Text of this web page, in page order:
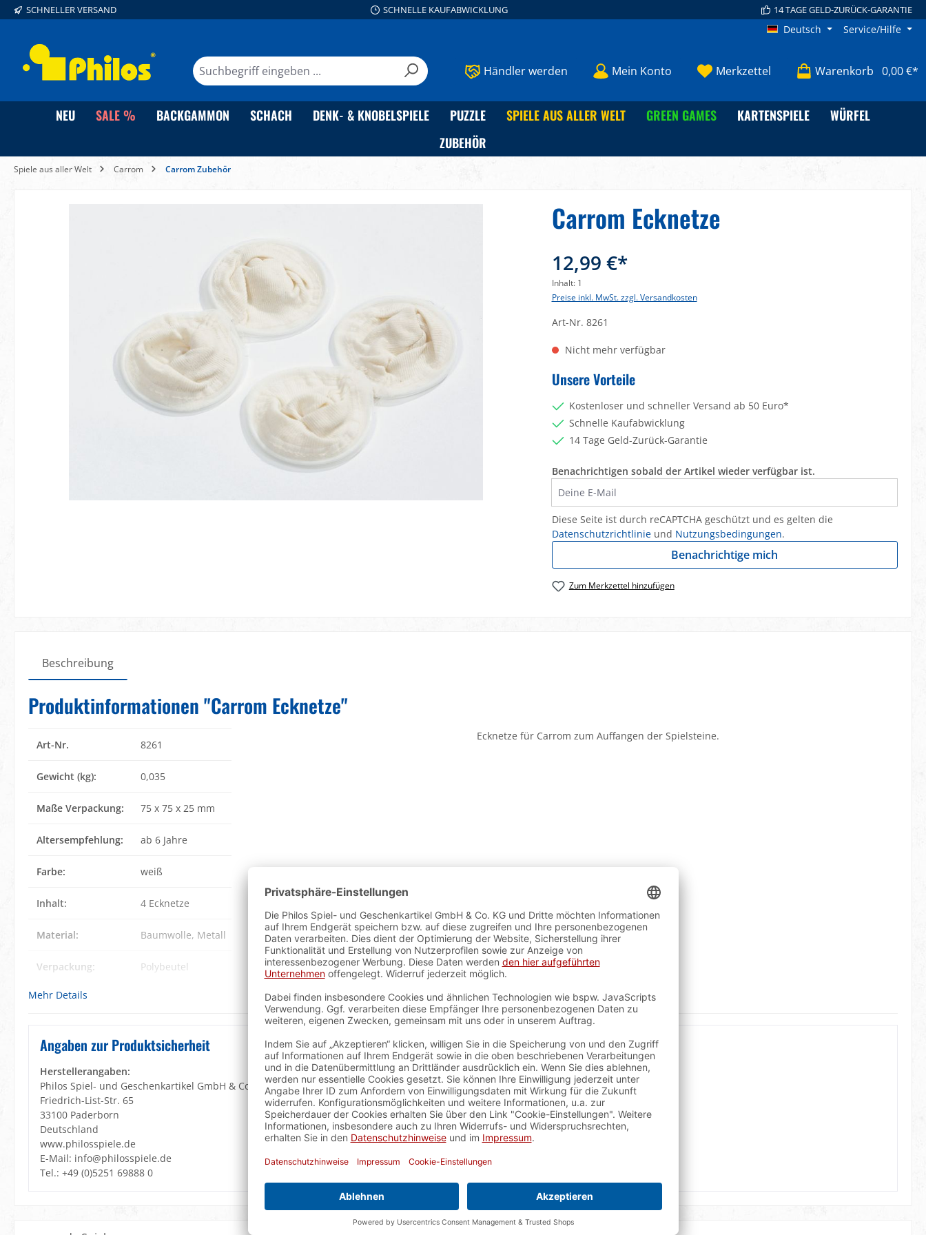
Zur Hauptnavigation springen
SCHNELLER VERSAND SCHNELLE KAUFABWICKLUNG 14 TAGE GELD-ZURÜCK-GARANTIE
Deutsch Service/Hilfe
Händler werden Mein Konto Merkzettel Warenkorb 0,00 €*
NEU SALE % BACKGAMMON SCHACH DENK- & KNOBELSPIELE PUZZLE SPIELE AUS ALLER WELT GREEN GAMES KARTENSPIELE
WÜRFEL
ZUBEHÖR
Spiele aus aller Welt Carrom Carrom Zubehör
Carrom Ecknetze
12,99 €*
Inhalt: 1
Preise inkl. MwSt. zzgl. Versandkosten
Art-Nr. 8261
Nicht mehr verfügbar
Unsere Vorteile
Kostenloser und schneller Versand ab 50 Euro*
Schnelle Kaufabwicklung
14 Tage Geld-Zurück-Garantie
Benachrichtigen sobald der Artikel wieder verfügbar ist.
Diese Seite ist durch reCAPTCHA geschützt und es gelten die
Datenschutzrichtlinieund Nutzungsbedingungen.
Benachrichtige mich
Zum Merkzettel hinzufügen
Beschreibung
Produktinformationen "Carrom Ecknetze"
Ecknetze für Carrom zum Auffangen der Spielsteine.
Art-Nr. 8261
Gewicht (kg): 0,035
Maße Verpackung: 75 x 75 x 25 mm
Altersempfehlung: ab 6 Jahre
Farbe: weiß
Inhalt: 4 Ecknetze
Material: Baumwolle, Metall
Verpackung: Polybeutel
Mehr Details
Angaben zur Produktsicherheit
Herstellerangaben:
Philos Spiel- und Geschenkartikel GmbH & Co. KG
Friedrich-List-Str. 65
33100 Paderborn
Deutschland
www.philosspiele.de
E-Mail: info@philosspiele.de
Tel.: +49 (0)5251 69888 0